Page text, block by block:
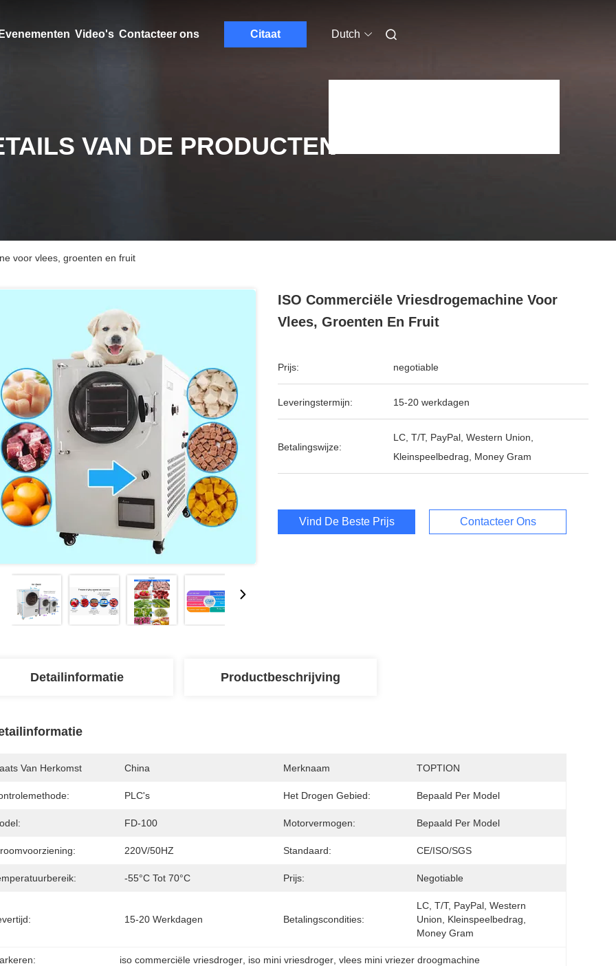
Video's Contacteer ons Citaat Dutch
VAN DE PRODUCTEN
voor vlees, groenten en fruit
ISO Commerciële Vriesdrogemachine Voor
Vlees, Groenten En Fruit
Prijs: negotiable
Leveringstermijn: 15-20 werkdagen
Betalingswijze:
LC, T/T, PayPal, Western Union,
Kleinspeelbedrag, Money Gram
Vind De Beste Prijs Contacteer Ons
Detailinformatie Productbeschrijving
Van Herkomst China Merknaam TOPTION
PLC's Het Drogen Gebied: Bepaald Per Model
FD-100 Motorvermogen: Bepaald Per Model
220V/50HZ Standaard: CE/ISO/SGS
-55°C Tot 70°C Prijs: Negotiable
15-20 Werkdagen Betalingscondities:
LC, T/T, PayPal, Western
Union, Kleinspeelbedrag,
Money Gram
iso commerciële vriesdroger iso mini vriesdroger , vlees mini vriezer droogmachine